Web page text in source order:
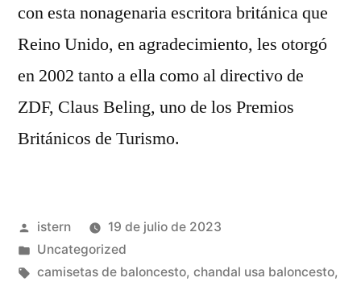
con esta nonagenaria escritora británica que
Reino Unido, en agradecimiento, les otorgó
en 2002 tanto a ella como al directivo de
ZDF, Claus Beling, uno de los Premios
Británicos de Turismo.
Publicado
por
istern
19 de julio de 2023
Publicado
en
Uncategorized
Etiquetas:
camisetas de baloncesto, chandal usa baloncesto,